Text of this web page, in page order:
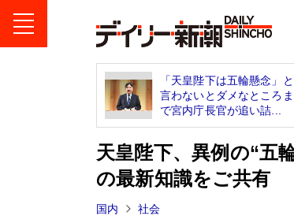
「天皇陛下は五輪懸念」と
言わないとダメなところま
で宮内庁長官が追い詰...
天皇陛下、異例の“五
の最新知識をご共有
国内 社会